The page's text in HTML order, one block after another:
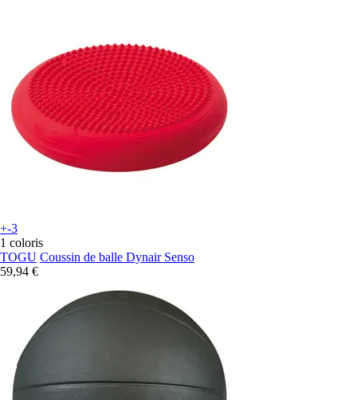
+-3
1 coloris
TOGU Coussin de balle Dynair Senso
59,94 €